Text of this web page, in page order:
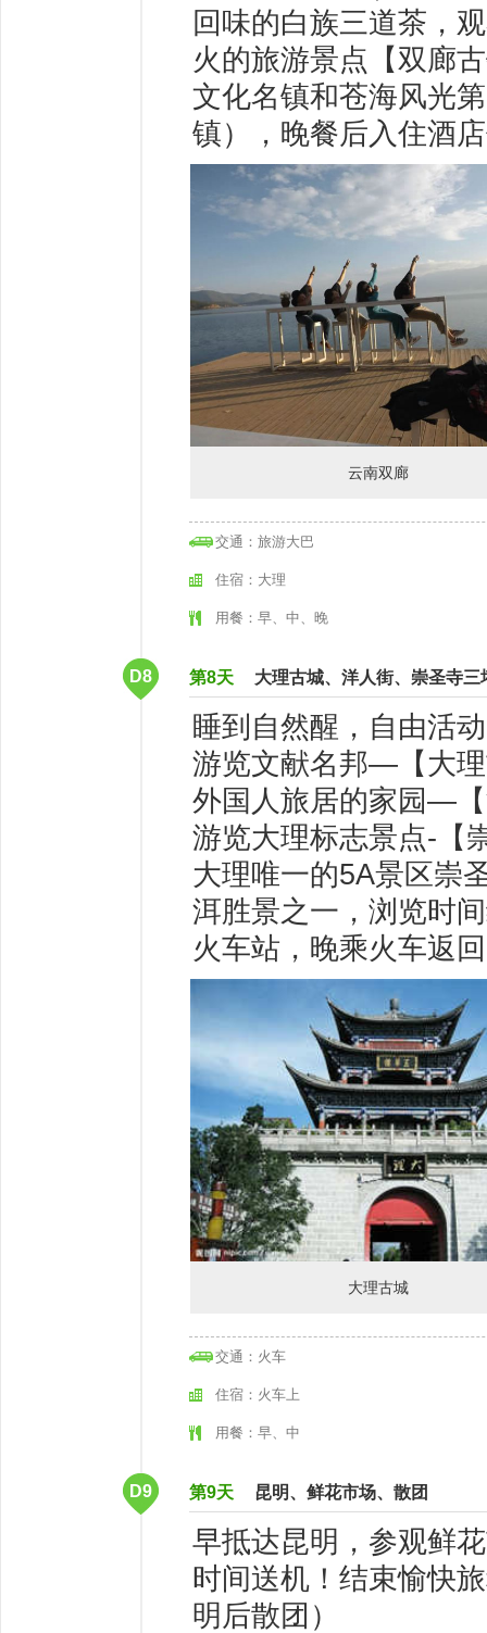
回味的白族三道茶，
火的旅游景点【双廊
文化名镇和苍海风光
镇），晚餐后入住酒
云南双廊
交通：旅游大巴
住宿：大理
用餐：早、中、晚
D8 第8天 大理古城、洋人街、崇圣寺三
睡到自然醒，自由活
游览文献名邦—【大
外国人旅居的家园—
游览大理标志景点-【
大理唯一的5A景区崇
洱胜景之一，浏览时
火车站，晚乘火车返
大理古城
交通：火车
住宿：火车上
用餐：早、中
D9 第9天 昆明、鲜花市场、散团
早抵达昆明，参观鲜
时间送机！结束愉快
明后散团）